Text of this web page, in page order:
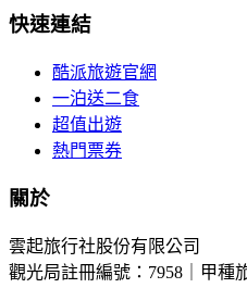
快速連結
酷派旅遊官網
一泊送二食
超值出遊
熱門票券
關於
雲起旅行社股份有限公司
觀光局註冊編號：7958｜甲種